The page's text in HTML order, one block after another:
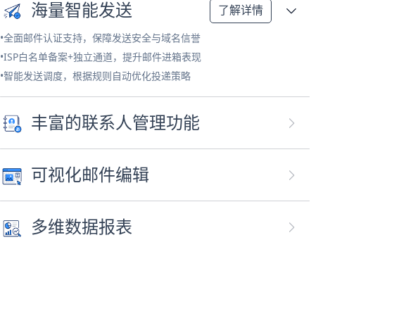
海量智能发送 了解详情
•全面邮件认证支持，保障发送安全与域名信誉
•ISP白名单备案+独立通道，提升邮件进箱表现
•智能发送调度，根据规则自动优化投递策略
丰富的联系人管理功能
可视化邮件编辑
多维数据报表